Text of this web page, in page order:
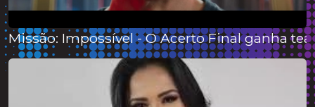
Missão: Impossível - O Acerto Final ganha